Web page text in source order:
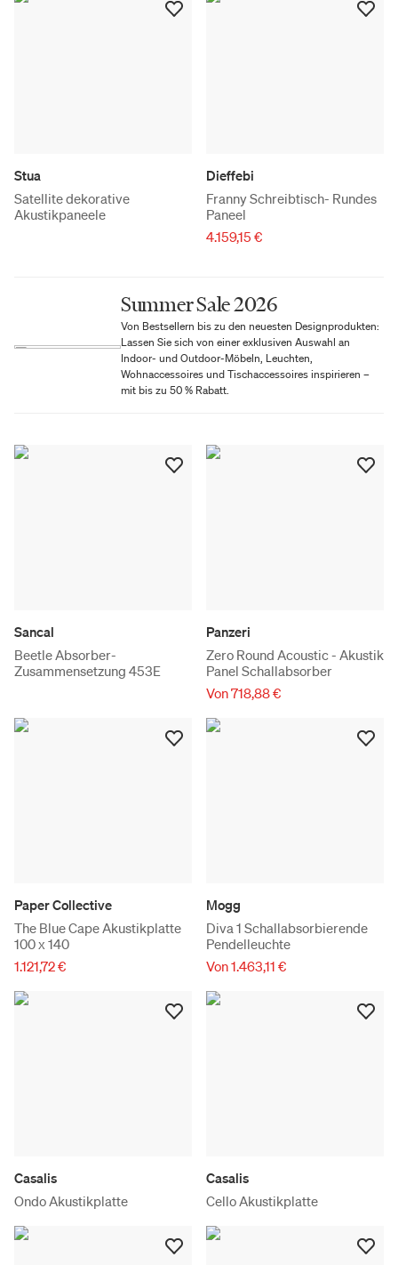
Stua
Satellite dekorative
Akustikpaneele
Dieffebi
Franny Schreibtisch- Rundes
Paneel
4.159,15 €
Summer Sale 2026
Von Bestsellern bis zu den neuesten Designprodukten:
Lassen Sie sich von einer exklusiven Auswahl an
Indoor- und Outdoor-Möbeln, Leuchten,
Wohnaccessoires und Tischaccessoires inspirieren –
mit bis zu 50 % Rabatt.
Sancal
Beetle Absorber-
Zusammensetzung 453E
Panzeri
Zero Round Acoustic - Akustik
Panel Schallabsorber
Von 718,88 €
Paper Collective
The Blue Cape Akustikplatte
100 x 140
1.121,72 €
Mogg
Diva 1 Schallabsorbierende
Pendelleuchte
Von 1.463,11 €
Casalis
Ondo Akustikplatte
Casalis
Cello Akustikplatte